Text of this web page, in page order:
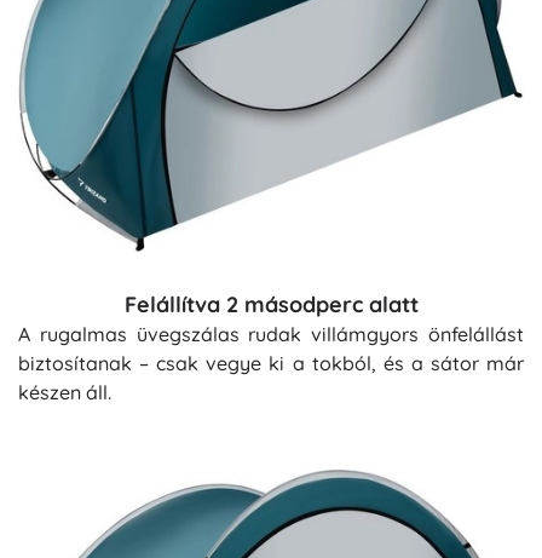
Felállítva 2 másodperc alatt
A rugalmas üvegszálas rudak villámgyors önfelállást
biztosítanak – csak vegye ki a tokból, és a sátor már
készen áll.